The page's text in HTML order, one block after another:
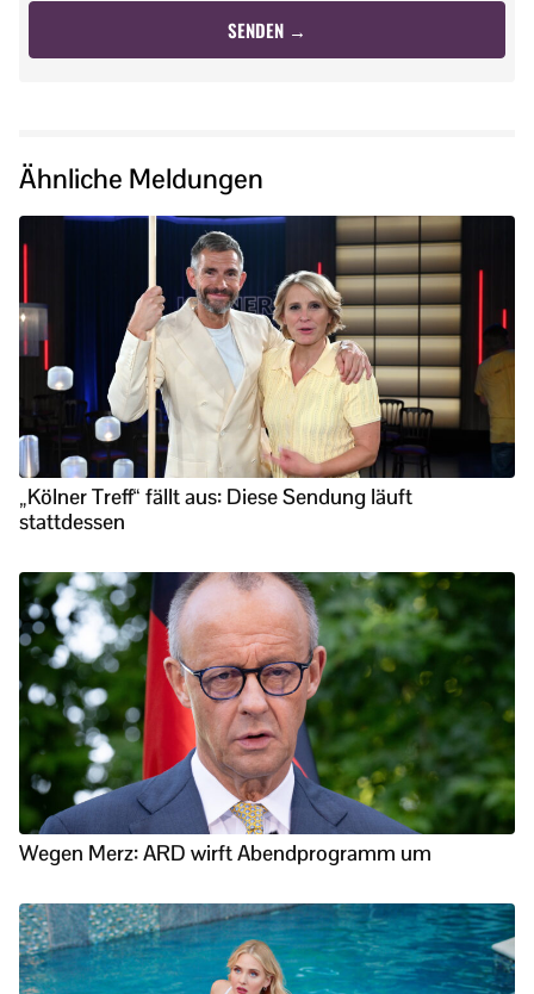
Ähnliche Meldungen
„Kölner Treff“ fällt aus: Diese Sendung läuft
stattdessen
Wegen Merz: ARD wirft Abendprogramm um